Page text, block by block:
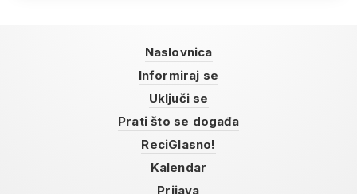
Naslovnica
Informiraj se
Uključi se
Prati što se događa
ReciGlasno!
Kalendar
Prijava